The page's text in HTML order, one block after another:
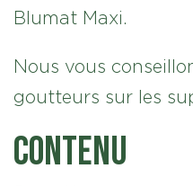
Blumat Maxi.
Nous vous
goutteurs sur les
Contenu